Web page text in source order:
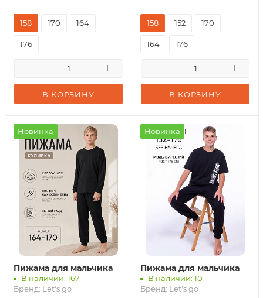
В КОРЗИНУ
158 170 164
176
В КОРЗИНУ
158 152 170
164 176
Новинка
Пижама для мальчика
В наличии: 167
Бренд: Let's go
Новинка
Пижама для мальчика
В наличии: 10
Бренд: Let's go